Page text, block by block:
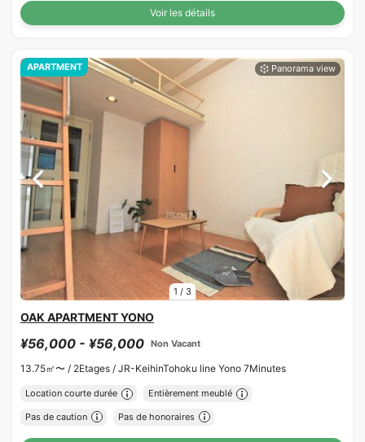
Voir les détails
1 / 3
APARTMENT
OAK APARTMENT YONO
¥56,000 - ¥56,000 Non Vacant
13.75㎡〜 / 2Etages / JR-KeihinTohoku line Yono 7Minutes
Location courte durée Entièrement meublé
Pas de caution Pas de honoraires